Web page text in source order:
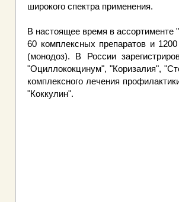
широкого спектра применения.
В настоящее время в ассортименте
60 комплексных препаратов и
(монодоз). В России
"Оциллококцинум", "Коризалия",
комплексного лечения
"Коккулин".